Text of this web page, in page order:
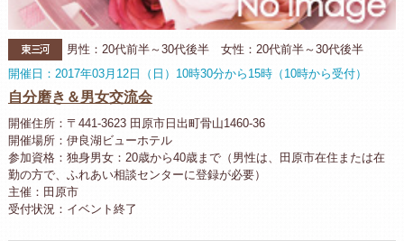
東三河
男性：20代前半～30代後半 女性：20代前半～30代後半
開催日：2017年03月12日（日）10時30分から15時（10時から受付）
自分磨き＆男女交流会
開催住所：〒441-3623 田原市日出町骨山1460-36
開催場所：伊良湖ビューホテル
参加資格：独身男女：20歳から40歳まで（男性は、田原市在住または在
勤の方で、ふれあい相談センターに登録が必要）
主催：田原市
受付状況：イベント終了